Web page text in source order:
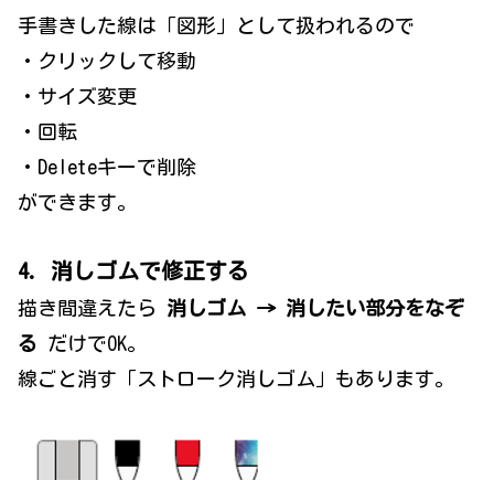
手書きした線は「図形」として扱われるので
・クリックして移動
・サイズ変更
・回転
・Deleteキーで削除
ができます。
4. 消しゴムで修正する
描き間違えたら 消しゴム → 消したい部分をなぞ
る だけでOK。
線ごと消す「ストローク消しゴム」もあります。